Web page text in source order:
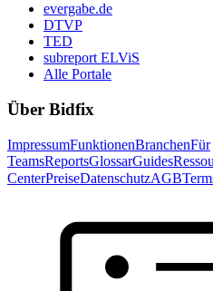
evergabe.de
DTVP
TED
subreport ELViS
Alle Portale
Über Bidfix
ImpressumFunktionenBranchenFür
TeamsReportsGlossarGuides
CenterPreiseDatenschutzAGB